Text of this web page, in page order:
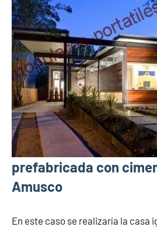
prefabricada con
Amusco
En este caso se realizaría la casa